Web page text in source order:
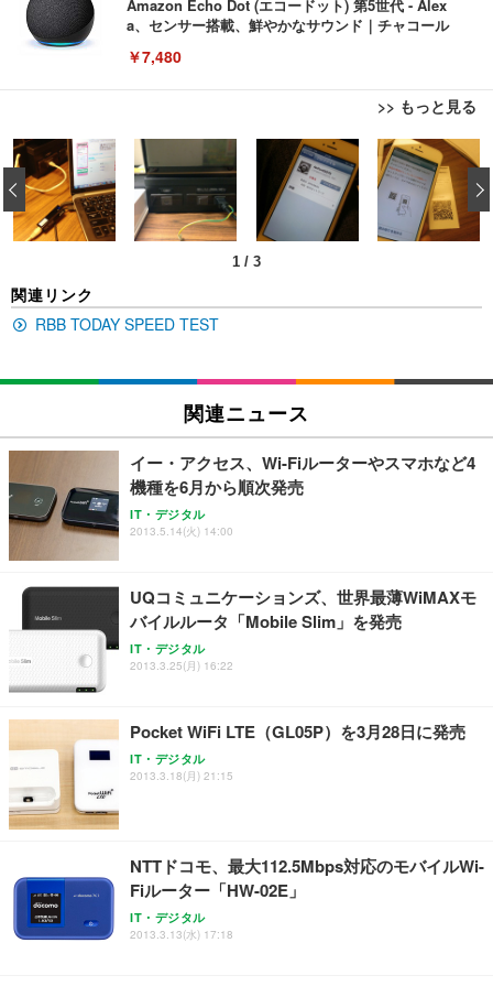
Amazon Echo Dot (エコードット) 第5世代 - Alex
a、センサー搭載、鮮やかなサウンド｜チャコール
￥7,480
>> もっと見る
[EdoErgo] オフィスチェア 椅子 テレワーク 疲れな
い 跳ね上げ式アームレスト コンパクト 約105度ロッ
キング pc 事務椅子 360度回転 座面昇降 強化ナイロ
ン樹脂ベース 通気性メッシュ 在宅ワーク H-WY01
(黒網+黒枠+黒足)
￥5,699
ュチェア 人間工学 疲れない ブラック
Sezlife オフィスチェア デスクチェア 疲れない テレ
ワーク チェア 強化バックレスト 30度ロッキング機
レスト 3Dヘッドレスト ハンガー付き 高反発クッシ
ョン PCチェア 通気性メッシュ ゲーミング/勉強/事
務用 おしゃれ パソコンチェア (ブラック)
￥7,680
Sezlife オフィスチェア デスクチェア 疲れない テレ
レスト 3Dヘッドレスト ハンガー付き 高反発クッシ
ョン PCチェア 通気性メッシュ ゲーミング/勉強/事
務用 おしゃれ パソコンチェア (ホワイト)
￥7,680
ANDWINT オフィスチェア デスクチェア 肘なし メ
ト 幅52×奥行58.5×高さ84～96cm テレワーク 在宅
勤務 ブラック
￥4,139
EIZO ビジネス向けプレミアムモニター | FlexScan
EV3240X-WT | 31.5型4K UHD・USB Type-C・ホワ
イト
￥105,595
イト
【純正品】27"ゲーミングモニター DualSense 充電
フック付き（CFI-ZDM1J）
￥49,979
【整備済み品】Dell E2724HS 27インチ 液晶モニタ
応 ComfortView ビジネス向け
￥15,800
【MiniLED/24.5inch/280Hz/FHD】GRAPHT THE S
像低減 (3年保証 | 輝点保証 | 日本メーカー)
￥34,980
Amazonベーシック ペットシーツ 薄型 レギュラー 1
回使い捨て 無香料 ホワイト 300枚
￥3,373
x2袋(84枚) ホワイト(吸収面:ライトブルー)
ネオ・ルーライフ ネオ・オムツ L 中型犬用 26枚入
り 単品
￥1,800
Smart Basic(スマートベーシック) 【Amazon.co.jp
￥3,670
アイリスオーヤマ ペットシーツ 超厚型 お徳用 レギ
￥3,731
1 / 3
‹
関連リンク
RBB TODAY SPEED TEST
関連ニュース
イー・アクセス、Wi-Fiルーターやスマホなど4
機種を6月から順次発売
IT・デジタル
2013.5.14(火) 14:00
UQコミュニケーションズ、世界最薄WiMAXモ
バイルルータ「Mobile Slim」を発売
IT・デジタル
2013.3.25(月) 16:22
Pocket WiFi LTE（GL05P）を3月28日に発売
IT・デジタル
2013.3.18(月) 21:15
NTTドコモ、最大112.5Mbps対応のモバイルWi-
Fiルーター「HW-02E」
IT・デジタル
2013.3.13(水) 17:18